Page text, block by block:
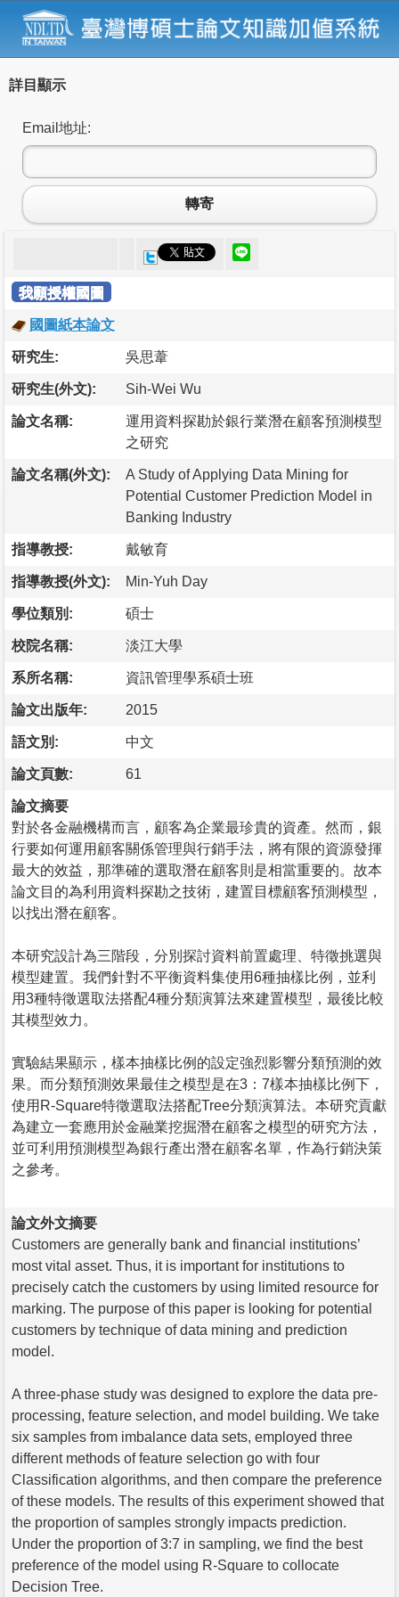
詳目顯示
Email地址:
轉寄
我願授權國圖
國圖紙本論文
研究生: 吳思葦
研究生(外文): Sih-Wei Wu
論文名稱:
運用資料探勘於銀行業潛在顧客預測模型
之研究
論文名稱(外文):
A Study of Applying Data Mining for
Potential Customer Prediction Model in
Banking Industry
指導教授: 戴敏育
指導教授(外文): Min-Yuh Day
學位類別: 碩士
校院名稱: 淡江大學
系所名稱: 資訊管理學系碩士班
論文出版年: 2015
語文別: 中文
論文頁數: 61
論文摘要
對於各金融機構而言，顧客為企業最珍貴的資產。然而，銀
行要如何運用顧客關係管理與行銷手法，將有限的資源發揮
最大的效益，那準確的選取潛在顧客則是相當重要的。故本
論文目的為利用資料探勘之技術，建置目標顧客預測模型，
以找出潛在顧客。
本研究設計為三階段，分別探討資料前置處理、特徵挑選與
模型建置。我們針對不平衡資料集使用6種抽樣比例，並利
用3種特徵選取法搭配4種分類演算法來建置模型，最後比較
其模型效力。
實驗結果顯示，樣本抽樣比例的設定強烈影響分類預測的效
果。而分類預測效果最佳之模型是在3：7樣本抽樣比例下，
使用R-Square特徵選取法搭配Tree分類演算法。本研究貢獻
為建立一套應用於金融業挖掘潛在顧客之模型的研究方法，
並可利用預測模型為銀行產出潛在顧客名單，作為行銷決策
之參考。
論文外文摘要
Customers are generally bank and financial institutions’
most vital asset. Thus, it is important for institutions to
precisely catch the customers by using limited resource for
marking. The purpose of this paper is looking for potential
customers by technique of data mining and prediction
model.
A three-phase study was designed to explore the data pre-
processing, feature selection, and model building. We take
six samples from imbalance data sets, employed three
different methods of feature selection go with four
Classification algorithms, and then compare the preference
of these models. The results of this experiment showed that
the proportion of samples strongly impacts prediction.
Under the proportion of 3:7 in sampling, we find the best
preference of the model using R-Square to collocate
Decision Tree.